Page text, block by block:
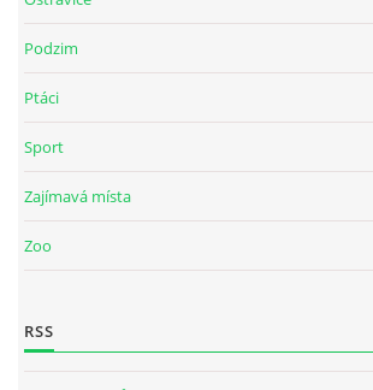
Podzim
Ptáci
Sport
Zajímavá místa
Zoo
RSS